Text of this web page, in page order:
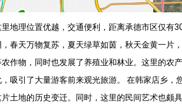
地理位置优越，交通便利，距离承德市区仅有
春天万物复苏，夏天绿草如茵，秋天金黄一片
作物，同时也发展了养殖业和林业。这里的农
吸引了大量游客前来观光旅游。 在韩家店乡，
土地的历史变迁。同时，这里的民间艺术也颇